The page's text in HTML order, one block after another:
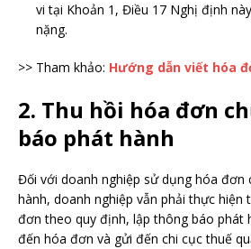
vi tại Khoản 1, Điều 17 Nghị định
nặng.
>> Tham khảo: Hướng dẫn viết hóa
2. Thu hồi hóa đơn
báo phát hành
Đối với doanh nghiệp sử dụng hóa đơn
hành, doanh nghiệp vẫn phải thực hiện
đơn theo quy định, lập thông báo phát
đến hóa đơn và gửi đến chi cục thuế